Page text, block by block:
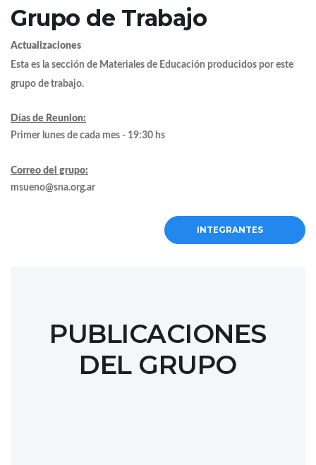
Grupo de Trabajo
Actualizaciones
Esta es la sección de Materiales de Educación producidos por este
grupo de trabajo.
Días de Reunion:
Primer lunes de cada mes - 19:30 hs
Correo del grupo:
msueno@sna.org.ar
INTEGRANTES
PUBLICACIONES
DEL GRUPO